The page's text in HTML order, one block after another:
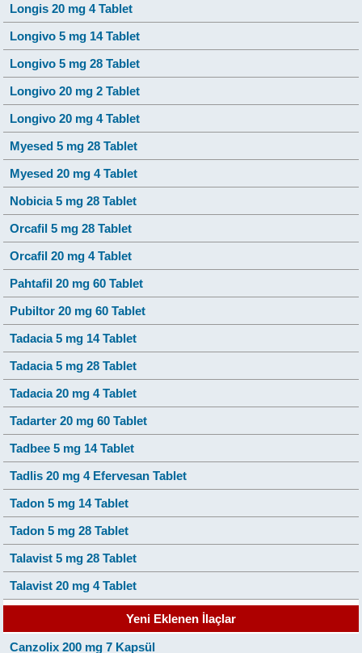
Longis 20 mg 4 Tablet
Longivo 5 mg 14 Tablet
Longivo 5 mg 28 Tablet
Longivo 20 mg 2 Tablet
Longivo 20 mg 4 Tablet
Myesed 5 mg 28 Tablet
Myesed 20 mg 4 Tablet
Nobicia 5 mg 28 Tablet
Orcafil 5 mg 28 Tablet
Orcafil 20 mg 4 Tablet
Pahtafil 20 mg 60 Tablet
Pubiltor 20 mg 60 Tablet
Tadacia 5 mg 14 Tablet
Tadacia 5 mg 28 Tablet
Tadacia 20 mg 4 Tablet
Tadarter 20 mg 60 Tablet
Tadbee 5 mg 14 Tablet
Tadlis 20 mg 4 Efervesan Tablet
Tadon 5 mg 14 Tablet
Tadon 5 mg 28 Tablet
Talavist 5 mg 28 Tablet
Talavist 20 mg 4 Tablet
Yeni Eklenen İlaçlar
Canzolix 200 mg 7 Kapsül